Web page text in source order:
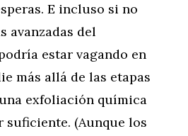
E incluso si no
avanzadas del
estar vagando en
más allá de las etapas
exfoliación química
suficiente. (Aunque los